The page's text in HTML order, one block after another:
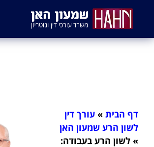
דף הבית »עורך דין
לשון הרע שמעון האן
»לשון הרע בעבודה: